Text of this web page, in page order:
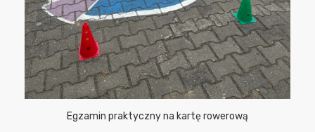
Egzamin praktyczny na kartę rowerową